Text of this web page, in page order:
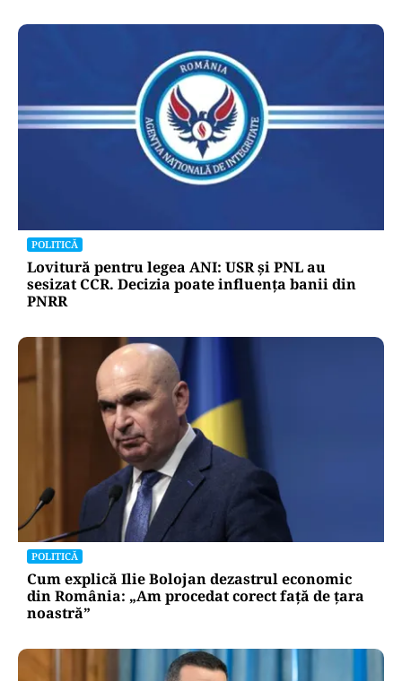
POLITICĂ
Lovitură pentru legea ANI: USR și PNL au
sesizat CCR. Decizia poate influența banii din
PNRR
POLITICĂ
Cum explică Ilie Bolojan dezastrul economic
din România: „Am procedat corect față de țara
noastră”